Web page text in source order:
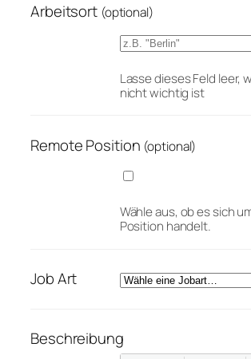
Arbeitsort (optional)
Lasse dieses Feld leer,
nicht wichtig ist
Remote Position (optional)
Wähle aus, ob es sich
Position handelt.
Job Art
Beschreibung